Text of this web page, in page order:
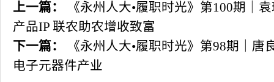
上一篇：
《永州人大•履职时光》第100期｜
产品IP 联农助农增收致富
下一篇：
《永州人大•履职时光》第98期｜
电子元器件产业